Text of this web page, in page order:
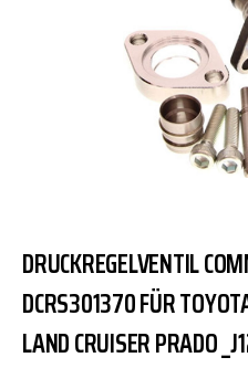
DRUCKREGELVENTIL
DCRS301370 FÜR
LAND CRUISER PRADO